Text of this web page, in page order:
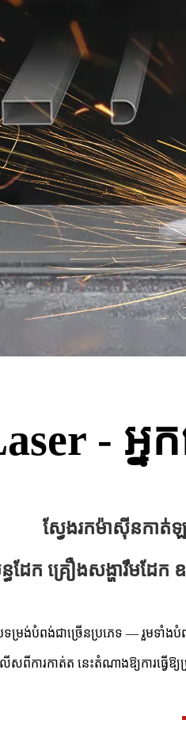
- អ្
ស្វែងរកម៉ាស៊ីនកា
ធដែក គ្រឿងសង្ហារឹមដ
រង់បំពង់ជាច្រើនប្រភេទ — រួមទាំង
សពីការកាត់ត នេះតំណាងឱ្យការធ្វើឱ្